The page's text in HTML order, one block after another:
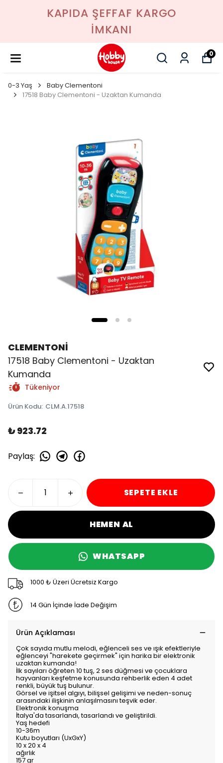
KAPIDA ŞEFFAF KARGO
İMKANI
0
0-3 Yaş
Baby Clementoni
17518 Baby Clementoni - Uzaktan Kumanda
CLEMENTONİ
17518 Baby Clementoni - Uzaktan
Kumanda
Tükeniyor
Ürün Kodu: CLM.A.17518
₺ 923.72
Paylaş:
SEPETE EKLE
HEMEN AL
WHATSAPP
1000 ₺ Üzeri Ücretsiz Kargo
14 Gün İçinde İade Değişim
Ürün Açıklaması
Çok sayıda mutlu melodi, eğlenceli ses ve ışık efektleriyle
eğlenceyi "harekete geçirmek" için harika bir elektronik
uzaktan kumanda!
İlk sayıları öğreten 10 tuş, 2 ses düğmesi ve çocuklara
hayvanları keşfetme konusunda rehberlik eden 4 adet
renkli, büyük tuş bulunur.
Görsel ve işitsel algıyı, bilişsel gelişimi ve neden-sonuç
arasındaki ilişkinin anlaşılmasını teşvik eder.
Elektronik konuşma
İtalya'da tasarlandı, tasarlandı ve geliştirildi.
Yaş hedefi
10-36m
Kutu boyutları (UxGxY)
10 x 20 x 4
ağırlık
157 gr